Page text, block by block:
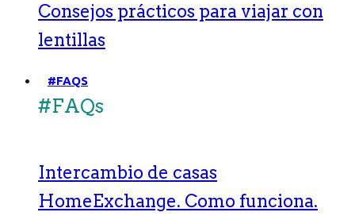
Consejos prácticos para viajar con
lentillas
#FAQS
#FAQs
Intercambio de casas
HomeExchange. Como funciona.